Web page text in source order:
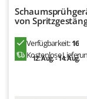
Sbaraglia
Schnitzer
Seven Italy
von
Verfügbarkeit:16
Kostenlose
12. Aug. - 14. Aug.